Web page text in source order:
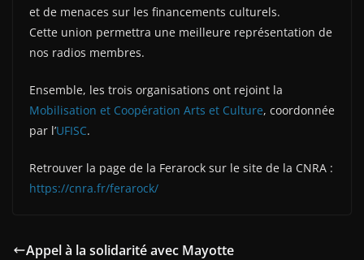
et de menaces sur les financements culturels.
Cette union permettra une meilleure représentation de
nos radios membres.
Ensemble, les trois organisations ont rejoint la
Mobilisation et Coopération Arts et Culture, coordonnée
par l’UFISC.
Retrouver la page de la Ferarock sur le site de la CNRA :
https://cnra.fr/ferarock/
Appel à la solidarité avec Mayotte